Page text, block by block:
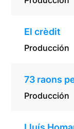
El crèdit
Producción
73 raons
Producción